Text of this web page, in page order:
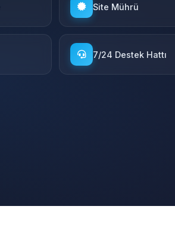
Site Mührü
7/24 Destek Hattı